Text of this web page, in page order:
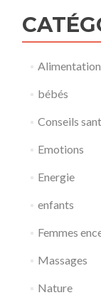
Alimentation
bébés
Conseils
Emotions
Energie
enfants
Femmes
Massages
Nature